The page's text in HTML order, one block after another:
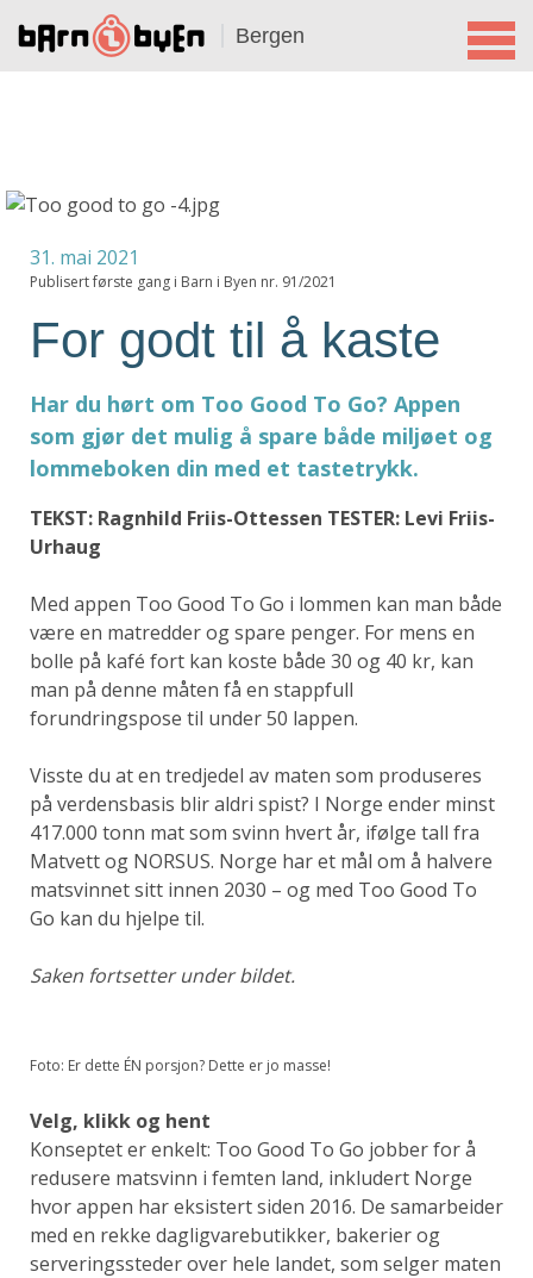
Bergen
31. mai 2021
Publisert første gang i Barn i Byen nr. 91/2021
For godt til å kaste
Har du hørt om Too Good To Go? Appen
som gjør det mulig å spare både miljøet og
­lommeboken din med et tastetrykk.
TEKST: Ragnhild Friis-Ottessen TESTER: Levi Friis-
Urhaug
Med appen Too Good To Go i lommen kan man både
være en matredder og spare penger. For mens en
bolle på kafé fort kan koste både 30 og 40 kr, kan
man på denne måten få en stappfull
forundringspose til under 50 lappen.
Visste du at en tredjedel av maten som produseres
på verdensbasis blir aldri spist? I Norge ender minst
417.000 tonn mat som svinn hvert år, ifølge tall fra
Matvett og NORSUS. Norge har et mål om å halvere
matsvinnet sitt innen 2030 – og med Too Good To
Go kan du hjelpe til.
Saken fortsetter under bildet.
Foto: Er dette ÉN porsjon? Dette er jo masse!
Velg, klikk og hent
Konseptet er enkelt: Too Good To Go jobber for å
redusere matsvinn i femten land, inkludert Norge
hvor appen har eksistert siden 2016. De samarbeider
med en rekke dagligvarebutikker, bakerier og
serveringssteder over hele landet, som selger maten